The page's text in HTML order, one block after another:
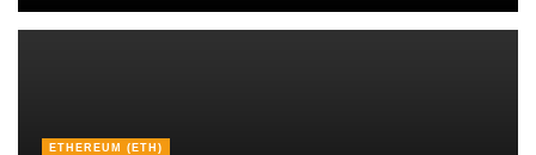
ETHEREUM (ETH)